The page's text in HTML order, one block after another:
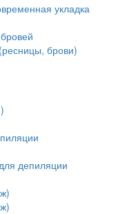
укладка
брови)
депиляции